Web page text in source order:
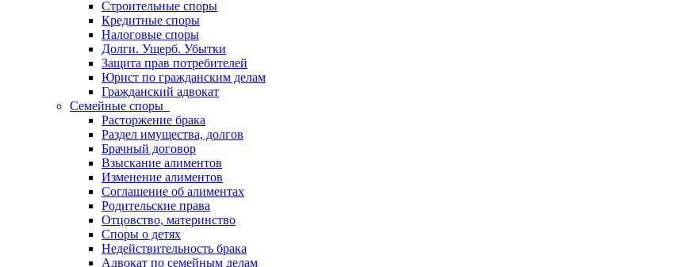
Строительные споры
Кредитные споры
Налоговые споры
Долги. Ущерб. Убытки
Защита прав потребителей
Юрист по гражданским делам
Гражданский адвокат
Семейные споры
Расторжение брака
Раздел имущества, долгов
Брачный договор
Взыскание алиментов
Изменение алиментов
Соглашение об алиментах
Родительские права
Отцовство, материнство
Споры о детях
Недействительность брака
Адвокат по семейным делам